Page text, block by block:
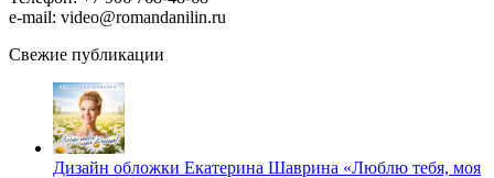
e-mail: video@romandanilin.ru
Свежие публикации
Дизайн обложки Екатерина Шаврина «Люблю тебя, моя